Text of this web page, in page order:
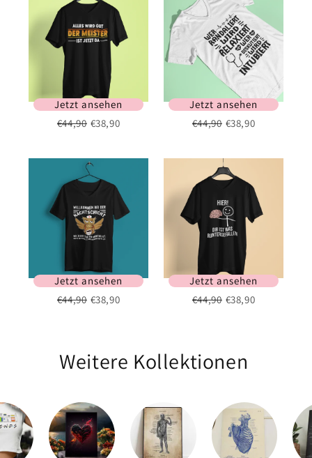
Jetzt ansehen
€44,90 €38,90
Jetzt ansehen
€44,90 €38,90
Jetzt ansehen
€44,90 €38,90
Jetzt ansehen
€44,90 €38,90
Weitere Kollektionen